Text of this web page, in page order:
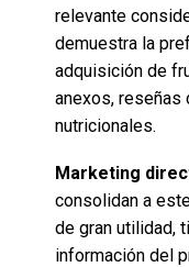
relevante
demuestra la
adquisición de
anexos, reseñas
nutricionales.
Marketing
consolidan a
de gran utilidad,
información del